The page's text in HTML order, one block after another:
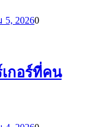
20260
เกอร์ที่คน